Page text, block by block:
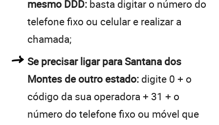
mesmo DDD: basta digitar o número do
telefone fixo ou celular e realizar a
chamada;
Se precisar ligar para Santana dos
Montes de outro estado: digite 0 + o
código da sua operadora + 31 + o
número do telefone fixo ou móvel que